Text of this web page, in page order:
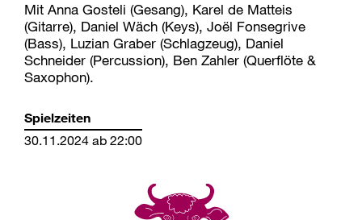
Mit Anna Gosteli (Gesang), Karel de Matteis
(Gitarre), Daniel Wäch (Keys), Joël Fonsegrive
(Bass), Luzian Graber (Schlagzeug), Daniel
Schneider (Percussion), Ben Zahler (Querflöte &
Saxophon).
Spielzeiten
30.11.2024 ab 22:00